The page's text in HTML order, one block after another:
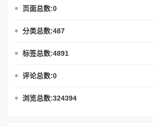
页面总数:0
分类总数:487
标签总数:4891
评论总数:0
浏览总数:324394